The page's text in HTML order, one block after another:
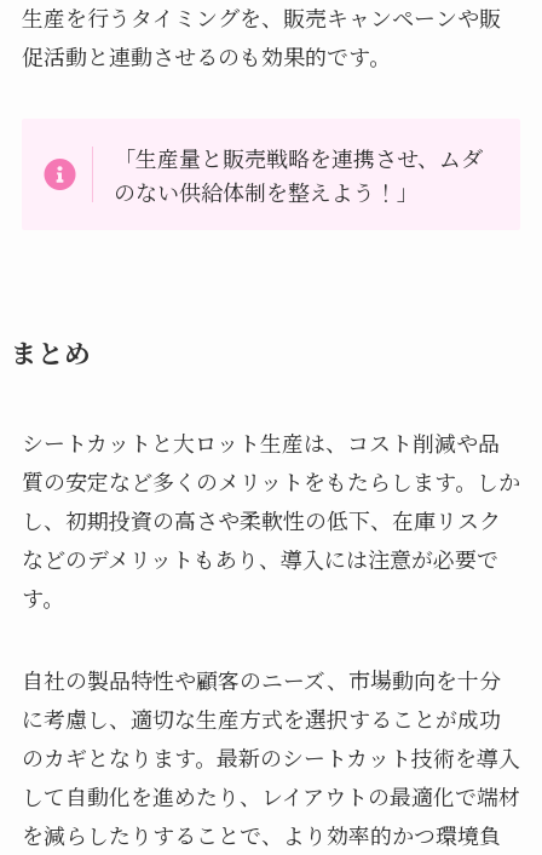
生産を行うタイミングを、販売キャンペーンや販
促活動と連動させるのも効果的です。
「生産量と販売戦略を連携させ、ムダ
のない供給体制を整えよう！」
まとめ
シートカットと大ロット生産は、コスト削減や品
質の安定など多くのメリットをもたらします。しか
し、初期投資の高さや柔軟性の低下、在庫リスク
などのデメリットもあり、導入には注意が必要で
す。
自社の製品特性や顧客のニーズ、市場動向を十分
に考慮し、適切な生産方式を選択することが成功
のカギとなります。最新のシートカット技術を導入
して自動化を進めたり、レイアウトの最適化で端材
を減らしたりすることで、より効率的かつ環境負